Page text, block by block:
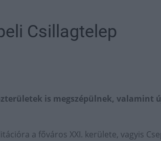
Csillagtelep
is megszépülnek, valamint
a főváros XXI. kerülete, vagyis